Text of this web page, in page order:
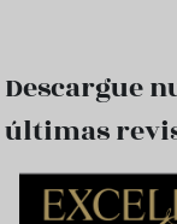
Descargue
últimas